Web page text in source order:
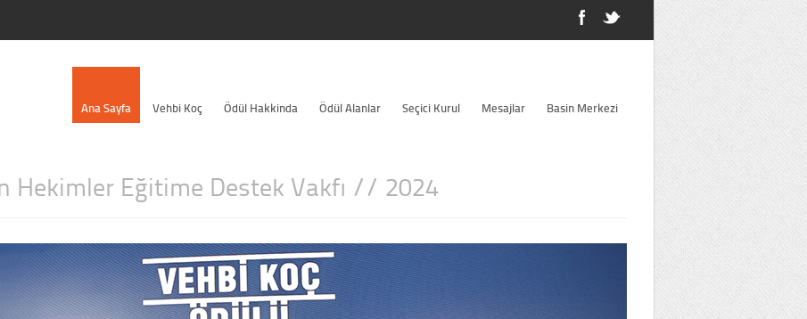
Ana Sayfa Vehbi Koç Ödül Hakkinda Ödül Alanlar Seçici Kurul Mesajlar Basin Merkezi
Hekimler Eğitime Destek Vakfı // 2024